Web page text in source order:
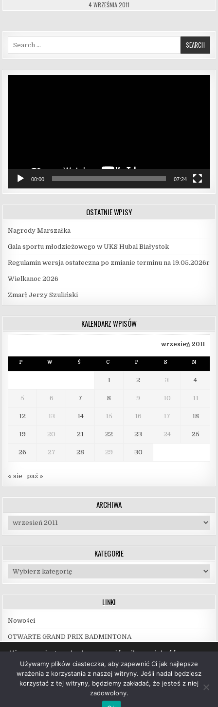
4 WRZEŚNIA 2011
00:00 07:24
OSTATNIE WPISY
Nagrody Marszałka
Gala sportu młodzieżowego w UKS Hubal Białystok
Regulamin wersja ostateczna po zmianie terminu na 19.05.2026r
Wielkanoc 2026
Zmarł Jerzy Szuliński
KALENDARZ WPISÓW
wrzesień 2011
P W Ś C P S N
1 2 3 4
5 6 7 8 9 10 11
12 13 14 15 16 17 18
19 20 21 22 23 24 25
26 27 28 29 30
« sie paź »
ARCHIWA
KATEGORIE
Kategorie
LINKI
Nowości
OTWARTE GRAND PRIX BADMINTONA
Copyright © 2026 UKS Hubal Białystok
Używamy ciasteczek, aby zapewnić najlepszą jakość
korzystania z naszej witryny.
Więcej informacji na temat plików ciasteczka, których
używamy, oraz możliwości ich wyłączenia znajdziesz w
ustawieniach.
Używamy plików ciasteczka, aby zapewnić Ci jak najlepsze
wrażenia z korzystania z naszej witryny. Jeśli nadal będziesz
korzystać z tej witryny, będziemy zakładać, że jesteś z niej
zadowolony.